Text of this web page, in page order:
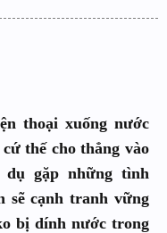
thoại xuống nước
thế cho thẳng vào
dụ gặp những tình
sẽ cạnh tranh vững
bị dính nước trong